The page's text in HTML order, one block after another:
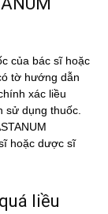
của bác sĩ hoặc
tờ hướng dẫn
xác liều
dụng thuốc.
hoặc dược sĩ
liều